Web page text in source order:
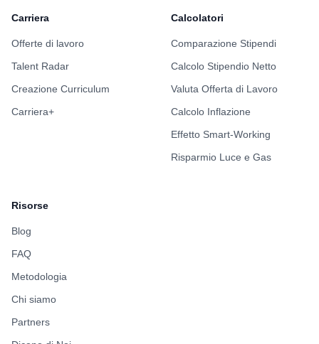
Carriera
Offerte di lavoro
Talent Radar
Creazione Curriculum
Carriera+
Calcolatori
Comparazione Stipendi
Calcolo Stipendio Netto
Valuta Offerta di Lavoro
Calcolo Inflazione
Effetto Smart-Working
Risparmio Luce e Gas
Risorse
Blog
FAQ
Metodologia
Chi siamo
Partners